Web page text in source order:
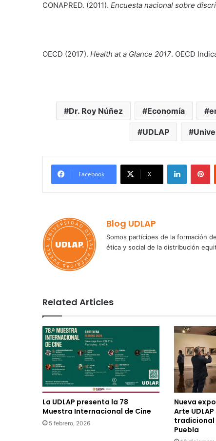
CONAPRED. (2011). Encuesta nacional sobre
OECD (2017). Health at a Glance 2017. OECD
Dr. Roy Núñez Economía
UDLAP
Facebook X
LinkedIn
Blog UDLAP
Somos partícipes de la formación
ética y social de la distribución
Related Articles
La UDLAP presenta la 78
Muestra Internacional de Cine
5 febrero, 2026
Nueva
Arte
tradicional
Puebla